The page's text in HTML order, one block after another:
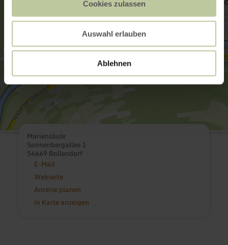
Cookies zulassen
Auswahl erlauben
Ablehnen
Mariensäule
Sonnenbergallee 1
54669 Bollendorf
E-Mail
Webseite
Anreise planen
in Karte anzeigen